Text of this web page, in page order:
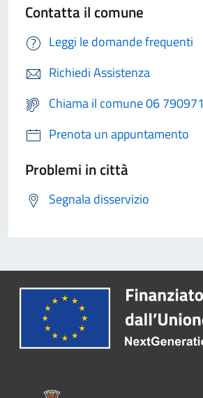
Contatta il comune
Leggi le domande frequenti
Richiedi Assistenza
Chiama il comune 06 790971
Prenota un appuntamento
Problemi in città
Segnala disservizio